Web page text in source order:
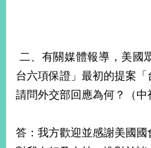
二、有關媒體報導，美國
台六項保證」最初的提案「
請問外交部回應為何？（中
答：我方歡迎並感謝美國